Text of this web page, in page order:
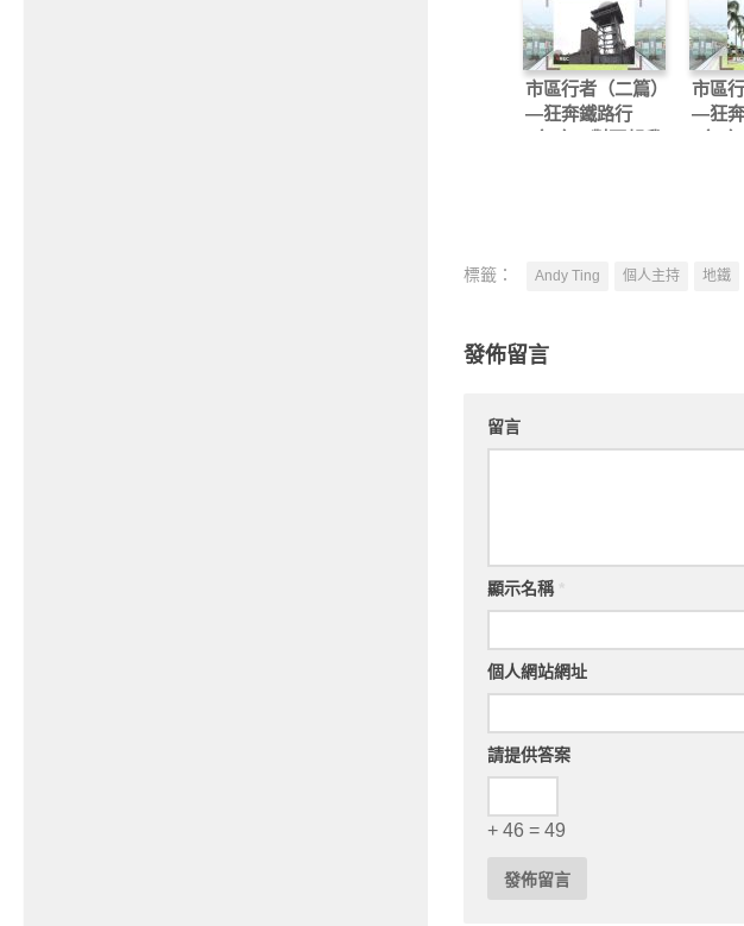
市區行者（二篇）
—狂奔鐵路行
市區
—狂
標籤： Andy Ting 個人主持 地鐵
發佈留言
留言
顯示名稱
個人網站網址
請提供答案
+ 46 = 49